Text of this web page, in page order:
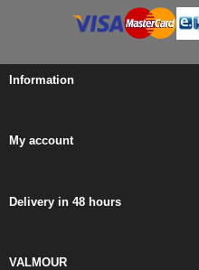
Information
My account
Delivery in 48 hours
VALMOUR